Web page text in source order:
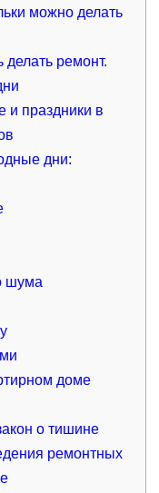
можно делать
ремонт.
и праздники в
дни:
шума
доме
о тишине
ремонтных